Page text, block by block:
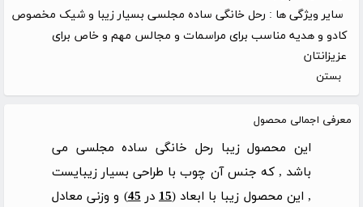
سایر ویژگی ها : رحل خانگی ساده مجلسی بسیار زیبا و شیک مخصوص
کادو و هدیه مناسب برای مراسمات و مجالس مهم و خاص برای
عزیزانتان
بستن
معرفی اجمالی محصول
این محصول زیبا رحل خانگی ساده مجلسی می
باشد , که جنس آن چوب با طراحی بسیار زیبایست
, این محصول زیبا با ابعاد (15 در45) و وزنی معادل